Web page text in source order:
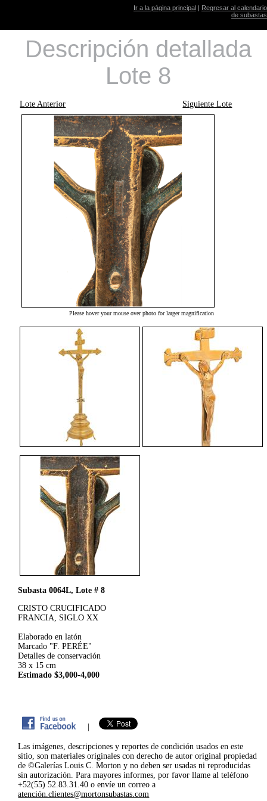
Ir a la página principal | Regresar al calendario
de subastas
Descripción detallada
Lote 8
Lote Anterior Siguiente Lote
Please hover your mouse over photo for larger magnification
Subasta 0064L, Lote # 8
CRISTO CRUCIFICADO
FRANCIA, SIGLO XX
Elaborado en latón
Marcado "F. PERÉE"
Detalles de conservación
38 x 15 cm
Estimado $3,000-4,000
|
Las imágenes, descripciones y reportes de condición usados en este
sitio, son materiales originales con derecho de autor original propiedad
de ©Galerías Louis C. Morton y no deben ser usadas ni reproducidas
sin autorización. Para mayores informes, por favor llame al teléfono
+52(55) 52.83.31.40 o envíe un correo a
atención.clientes@mortonsubastas.com